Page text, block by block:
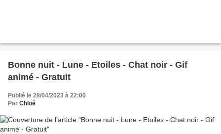
Bonne nuit - Lune - Etoiles - Chat noir - Gif
animé - Gratuit
Publié le 28/04/2023 à 22:00
Par Chloé